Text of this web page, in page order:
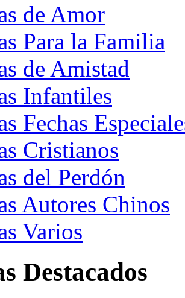
de Amor
Para la Familia
de Amistad
Infantiles
Fechas
Cristianos
del Perdón
Autores Chinos
Varios
Destacados